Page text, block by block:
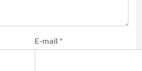
E-mail *